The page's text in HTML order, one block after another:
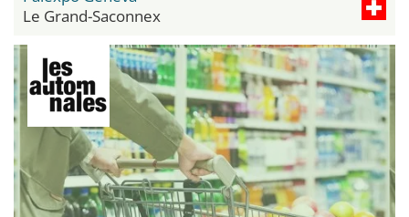
Le Grand-Saconnex